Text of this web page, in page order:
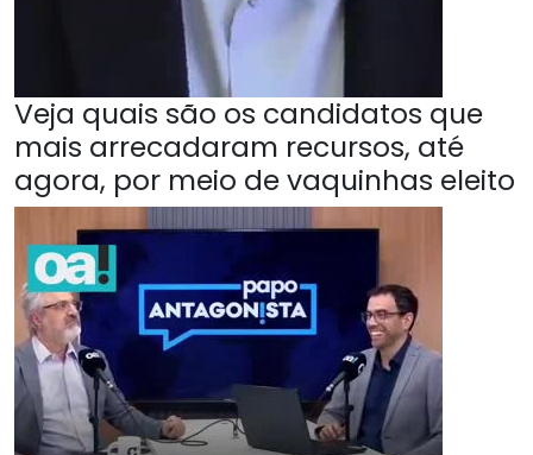
Veja quais são os candidatos que
mais arrecadaram recursos, até
agora, por meio de vaquinhas eleito